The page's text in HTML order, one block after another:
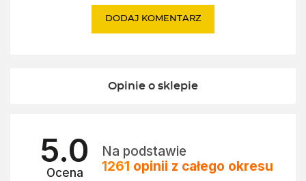
Opinie o sklepie
5.0
Ocena
Na podstawie
1261 opinii z całego okresu